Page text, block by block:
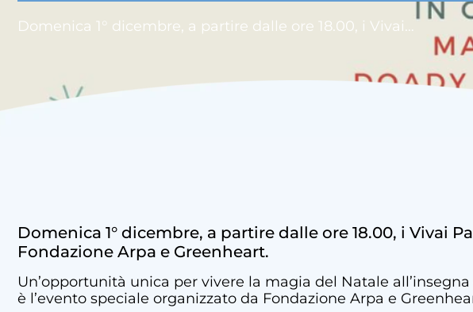
Domenica 1° dicembre, a partire dalle ore 18.00, i Vivai…
Domenica 1° dicembre, a partire dalle ore 18.00, i
Fondazione Arpa e Greenheart.
Un’opportunità unica per vivere la magia del Natale
è l’evento speciale organizzato da Fondazione Arpa e